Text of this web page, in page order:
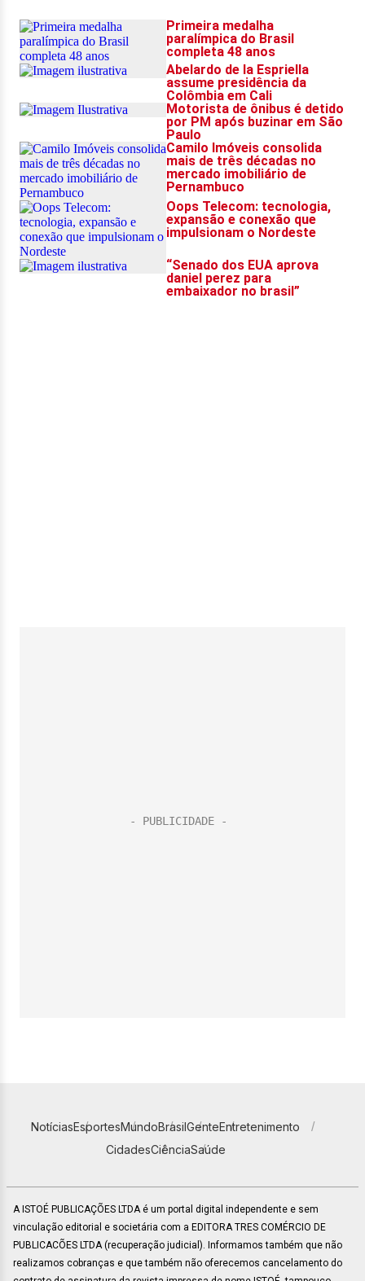
NotíciasEsportesMundoBrasilGenteEntretenimento
CidadesCiênciaSaúde
A ISTOÉ PUBLICAÇÕES LTDA é um portal digital independente e sem
vinculação editorial e societária com a EDITORA TRES COMÉRCIO DE
PUBLICACÕES LTDA (recuperação judicial). Informamos também que não
realizamos cobranças e que também não oferecemos cancelamento do